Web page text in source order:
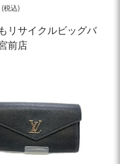
リサイクルビッグバ
前店